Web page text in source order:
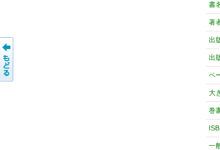
書
著
出
出
ペ
大
巻
一